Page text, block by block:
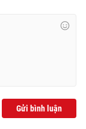
Gửi bình luận